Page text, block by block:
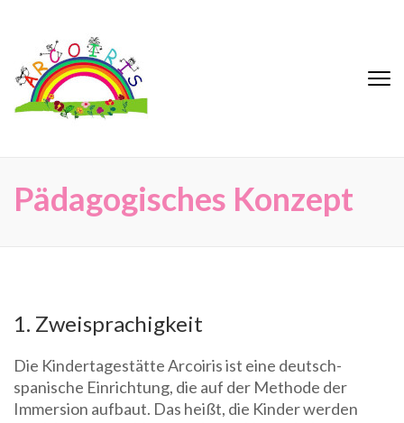
springen
(Eingabetaste
drücken)
Eine kindgerechte Kindertagesstätte in
Pädagogisches Konzept
1. Zweisprachigkeit
Die Kindertagestätte Arcoiris ist eine deutsch-
spanische Einrichtung, die auf der Methode der
Immersion aufbaut. Das heißt, die Kinder werden